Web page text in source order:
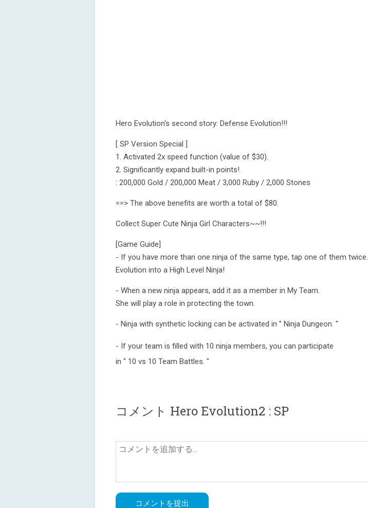
Hero Evolution's second story: Defense Evolution!!!
[ SP Version Special ]
1. Activated 2x speed function (value of $30).
2. Significantly expand built-in points!
: 200,000 Gold / 200,000 Meat / 3,000 Ruby / 2,000 Stones
==> The above benefits are worth a total of $80.
Collect Super Cute Ninja Girl Characters~~!!!
[Game Guide]
- If you have more than one ninja of the same type, tap one of them twice.
Evolution into a High Level Ninja!
- When a new ninja appears, add it as a member in My Team.
She will play a role in protecting the town.
- Ninja with synthetic locking can be activated in " Ninja Dungeon. "
- If your team is filled with 10 ninja members, you can participate
in " 10 vs 10 Team Battles. "
コメント Hero Evolution2 : SP